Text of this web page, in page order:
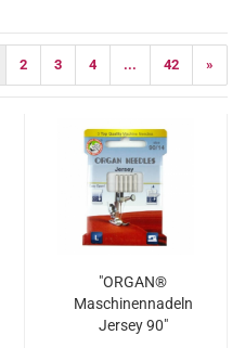
2 3 4 ... 42 »
"ORGAN®
Maschinennadeln
Jersey 90"